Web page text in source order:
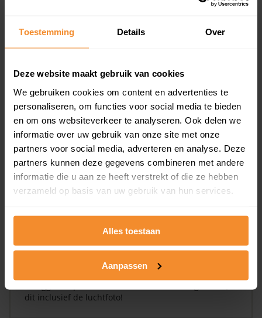
Toestemming Details Over
Deze website maakt gebruik van cookies
We gebruiken cookies om content en advertenties te
personaliseren, om functies voor social media te bieden
en om ons websiteverkeer te analyseren. Ook delen we
informatie over uw gebruik van onze site met onze
partners voor social media, adverteren en analyse. Deze
partners kunnen deze gegevens combineren met andere
informatie die u aan ze heeft verstrekt of die ze hebben
verzameld op basis van uw gebruik van hun services.
Alles toestaan
Aanpassen
Koopsommenoverzicht (1 jaar gratis
Inclusief 1 jaar gratis updates
en koopdatum) binnen een postcodegebied. Dit
koopsommen.
Bekijk product
Direct leverbaar
Kadastrale kaart pakket
Alleen globale ligging perceel
dit inclusief de luchtfoto!